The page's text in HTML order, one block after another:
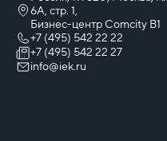
6А, стр. 1,
Бизнес-центр Comcity B1
+7 (495) 542 22 22
+7 (495) 542 22 27
info@iek.ru